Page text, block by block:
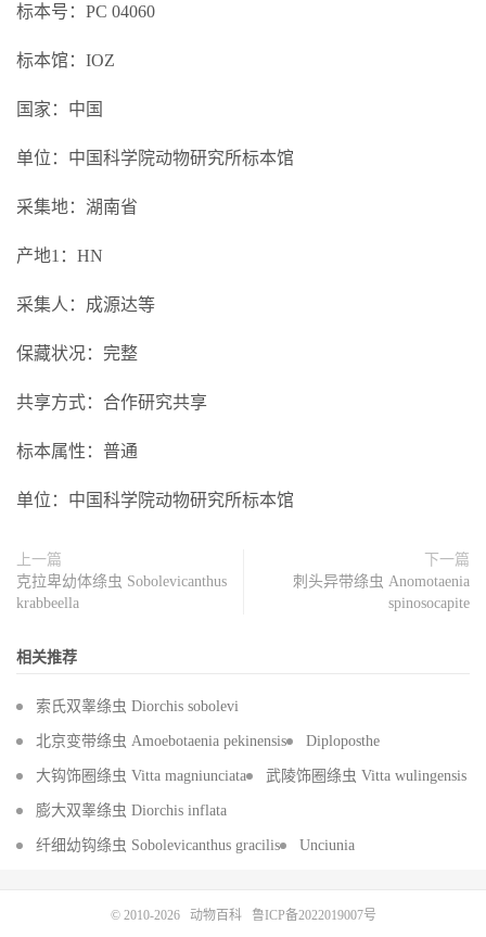
标本号：PC 04060
标本馆：IOZ
国家：中国
单位：中国科学院动物研究所标本馆
采集地：湖南省
产地1：HN
采集人：成源达等
保藏状况：完整
共享方式：合作研究共享
标本属性：普通
单位：中国科学院动物研究所标本馆
上一篇
克拉卑幼体绦虫 Sobolevicanthus
krabbeella
下一篇
刺头异带绦虫 Anomotaenia
spinosocapite
相关推荐
索氏双睾绦虫 Diorchis sobolevi
北京变带绦虫 Amoebotaenia pekinensis Diploposthe
大钩饰圈绦虫 Vitta magniunciata 武陵饰圈绦虫 Vitta wulingensis
膨大双睾绦虫 Diorchis inflata
纤细幼钩绦虫 Sobolevicanthus gracilis Unciunia
© 2010-2026 动物百科 鲁ICP备2022019007号